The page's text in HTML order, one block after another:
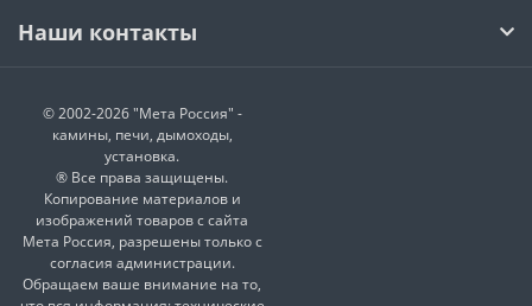
Наши контакты
© 2002-2026 "Мета Россия" -
камины, печи, дымоходы,
установка.
® Все права защищены.
Копирование материалов и
изображений товаров с сайта
Мета Россия, разрешены только с
согласия администрации.
Обращаем ваше внимание на то,